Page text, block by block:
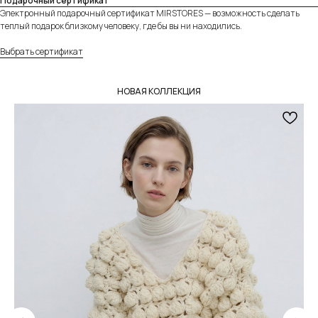
Электронный подарочный сертификат MIRSTORES — возможность сделать
теплый подарок близкому человеку, где бы вы ни находились.
Выбрать сертификат
НОВАЯ КОЛЛЕКЦИЯ
Собственное производство
создания и упаковки наших товаров.
Индивидуальное изготовление
Можем изготовить любое изделие из нашего
ассортимента на заказ по вашим параметрам.
Разные опции доставки
Предложим доставить заказ удобным для вас
способом — курьером в день заказа по Москве